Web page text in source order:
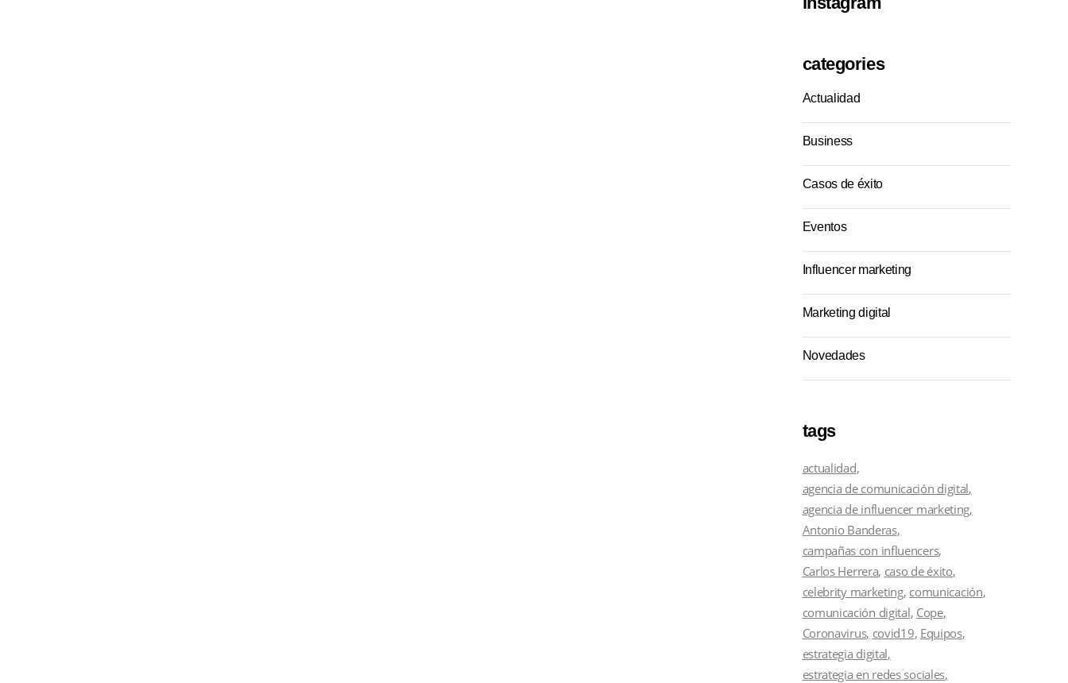
categories
Actualidad
Business
Casos de éxito
Eventos
Influencer marketing
Marketing digital
Novedades
tags
actualidad
agencia de comunicación digital
agencia de influencer marketing
Antonio Banderas
campañas con influencers
Carlos Herrera caso de éxito
celebrity marketing comunicación
comunicación digital Cope
Coronavirus covid19 Equipos
estrategia digital
estrategia en redes sociales